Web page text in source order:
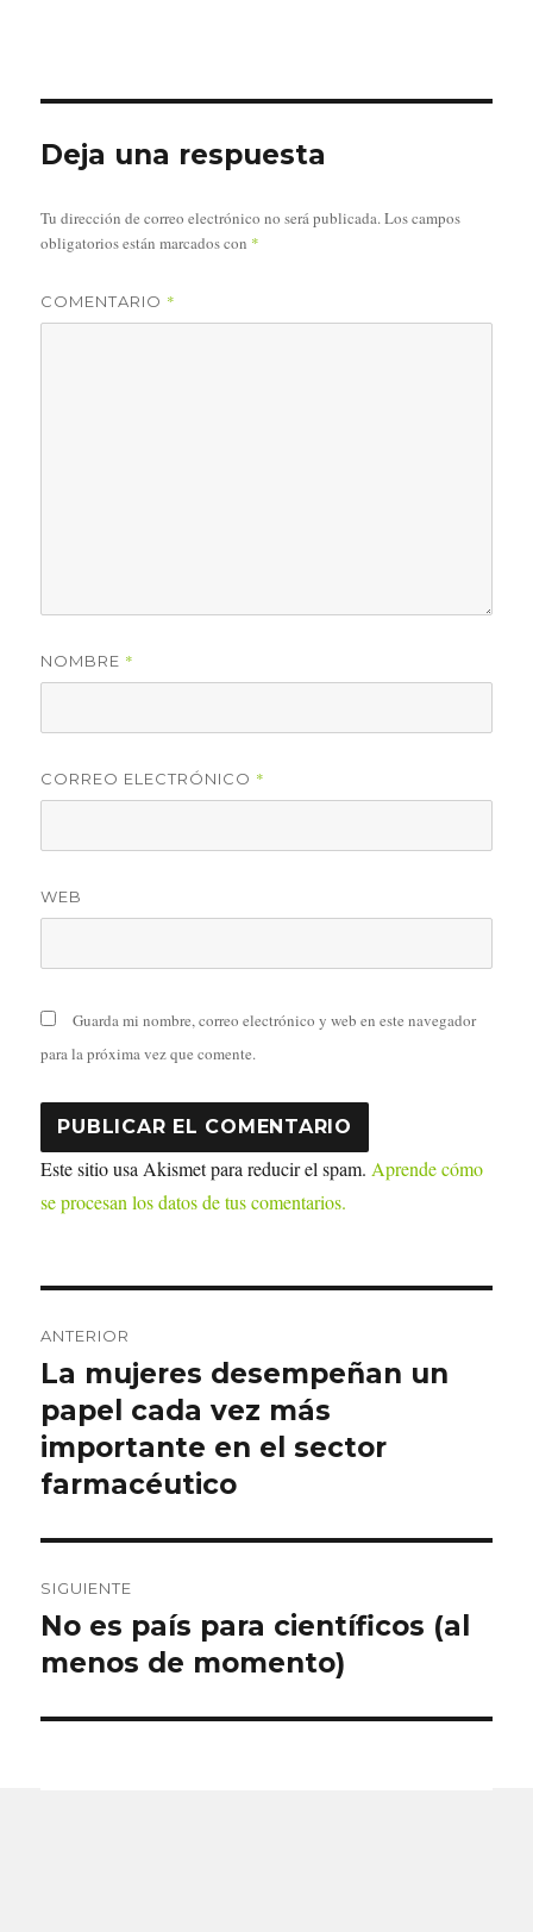
Deja una respuesta
Tu dirección de correo electrónico no será publicada.Los campos
obligatorios están marcados con *
COMENTARIO *
NOMBRE *
CORREO ELECTRÓNICO *
WEB
Guarda mi nombre, correo electrónico y web en este navegador
para la próxima vez que comente.
Este sitio usa Akismet para reducir el spam. Aprende cómo
se procesan los datos de tus comentarios.
de
entradas
ANTERIOR
Entrada
anterior:
La mujeres desempeñan un
papel cada vez más
importante en el sector
farmacéutico
SIGUIENTE
Entrada
siguiente:
No es país para científicos (al
menos de momento)